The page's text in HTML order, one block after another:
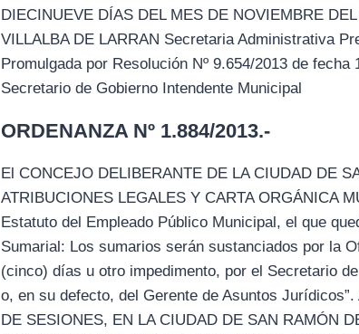
DIECINUEVE DÍAS DEL MES DE NOVIEMBRE
VILLALBA DE LARRAN Secretaria Administrativa
Promulgada por Resolución Nº 9.654/2013 de
Secretario de Gobierno Intendente Municipal
ORDENANZA Nº 1.884/2013.-
El CONCEJO DELIBERANTE DE LA CIUDAD DE
ATRIBUCIONES LEGALES Y CARTA ORGÁNICA
Estatuto del Empleado Público Municipal, el que
Sumarial: Los sumarios serán sustanciados por la
(cinco) días u otro impedimento, por el Secretario
o, en su defecto, del Gerente de Asuntos
DE SESIONES, EN LA CIUDAD DE SAN RAMÓN